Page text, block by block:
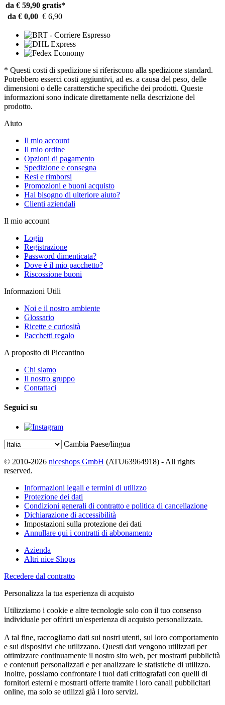
da € 59,90 gratis*
da € 0,00 € 6,90
* Questi costi di spedizione si riferiscono alla spedizione standard.
Potrebbero esserci costi aggiuntivi, ad es. a causa del peso, delle
dimensioni o delle caratterstiche specifiche dei prodotti. Queste
informazioni sono indicate direttamente nella descrizione del
prodotto.
Aiuto
Il mio account
Il mio ordine
Opzioni di pagamento
Spedizione e consegna
Resi e rimborsi
Promozioni e buoni acquisto
Hai bisogno di ulteriore aiuto?
Clienti aziendali
Il mio account
Login
Registrazione
Password dimenticata?
Dove è il mio pacchetto?
Riscossione buoni
Informazioni Utili
Noi e il nostro ambiente
Glossario
Ricette e curiosità
Pacchetti regalo
A proposito di Piccantino
Chi siamo
Il nostro gruppo
Contattaci
Seguici su
Cambia Paese/lingua
© 2010-2026 niceshops GmbH (ATU63964918) - All rights
reserved.
Informazioni legali e termini di utilizzo
Protezione dei dati
Condizioni generali di contratto e politica di cancellazione
Dichiarazione di accessibilità
Impostazioni sulla protezione dei dati
Annullare qui i contratti di abbonamento
Azienda
Altri nice Shops
Recedere dal contratto
Personalizza la tua esperienza di acquisto
Utilizziamo i cookie e altre tecnologie solo con il tuo consenso
individuale per offrirti un'esperienza di acquisto personalizzata.
A tal fine, raccogliamo dati sui nostri utenti, sul loro comportamento
e sui dispositivi che utilizzano. Questi dati vengono utilizzati per
ottimizzare continuamente il nostro sito web, per mostrarti pubblicità
e contenuti personalizzati e per analizzare le statistiche di utilizzo.
Inoltre, possiamo confrontare i tuoi dati crittografati con quelli di
fornitori esterni e mostrarti offerte tramite i loro canali pubblicitari
online, ma solo se utilizzi già i loro servizi.